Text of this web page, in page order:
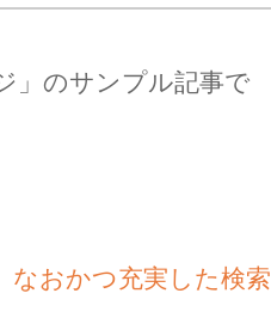
」のサンプル記事で
なおかつ充実した検索